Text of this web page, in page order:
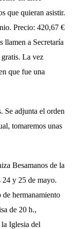
que quieran asistir.
Precio: 420,67 €
llamen a Secretaría
La vez
que fue una
Se adjunta el orden
tomaremos unas
Besamanos de la
24 y 25 de mayo.
de hermanamiento
de 20 h.,
Iglesia del